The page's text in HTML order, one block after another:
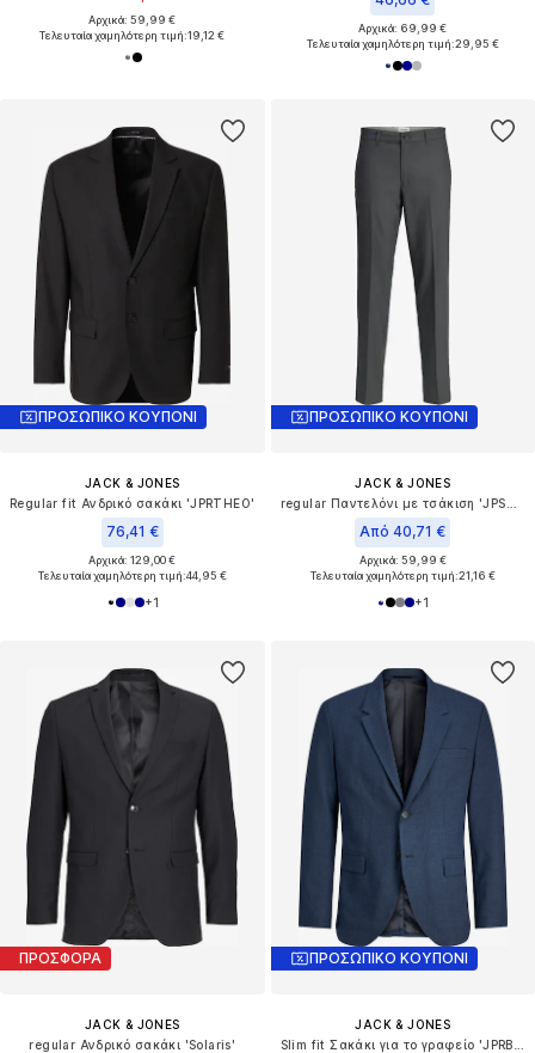
Αρχικά: 59,99 €
Τελευταία χαμηλότερη τιμή:19,12 €
Αρχικά: 69,99 €
Τελευταία χαμηλότερη τιμή:29,95 €
ΠΡΟΣΩΠΙΚΟ ΚΟΥΠΟΝΙ
JACK & JONES
Regular fit Ανδρικό σακάκι 'JPRTHEO'
76,41 €
Αρχικά: 129,00 €
Τελευταία χαμηλότερη τιμή:44,95 €
+1
ΠΡΟΣΩΠΙΚΟ ΚΟΥΠΟΝΙ
JACK & JONES
Από 40,71 €
Αρχικά: 59,99 €
Τελευταία χαμηλότερη τιμή:21,16 €
+1
ΠΡΟΣΦΟΡΑ
JACK & JONES
regular Ανδρικό σακάκι 'Solaris'
ΠΡΟΣΩΠΙΚΟ ΚΟΥΠΟΝΙ
JACK & JONES